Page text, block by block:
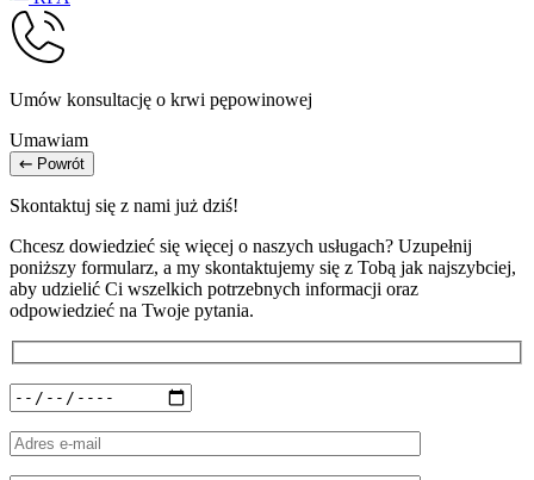
Umów konsultację o krwi pępowinowej
Umawiam
Powrót
Skontaktuj się z nami już dziś!
Chcesz dowiedzieć się więcej o naszych usługach? Uzupełnij
poniższy formularz, a my skontaktujemy się z Tobą jak najszybciej,
aby udzielić Ci wszelkich potrzebnych informacji oraz
odpowiedzieć na Twoje pytania.